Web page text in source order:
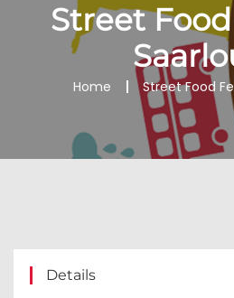
Street
Home Street Food
Details